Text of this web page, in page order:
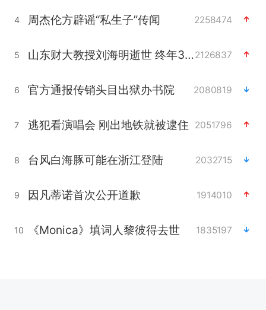
4 周杰伦方辟谣“私生子”传闻 2258474
5 山东财大教授刘海明逝世 终年38岁2126837
6 官方通报传销头目出狱办书院 2080819
7 逃犯看演唱会 刚出地铁就被逮住 2051796
8 台风白海豚可能在浙江登陆 2032715
9 因凡蒂诺首次公开道歉 1914010
10 《Monica》填词人黎彼得去世 1835197